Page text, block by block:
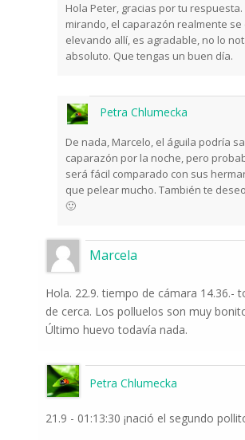
Hola Peter, gracias por tu respuesta.
mirando, el caparazón realmente se
elevando allí, es agradable, no lo
absoluto. Que tengas un buen día.
Petra Chlumecka
De nada, Marcelo, el águila podría
caparazón por la noche, pero
será fácil comparado con sus
que pelear mucho. También te
🙂
Marcela
Hola. 22.9. tiempo de cámara 14.36.-
de cerca. Los polluelos son muy
Último huevo todavía nada.
Petra Chlumecka
21.9 - 01:13:30 ¡nació el segundo